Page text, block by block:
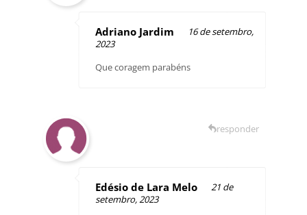
Adriano Jardim
16 de setembro,
2023
Que coragem parabéns
Edésio de Lara Melo
21 de
setembro, 2023
responder